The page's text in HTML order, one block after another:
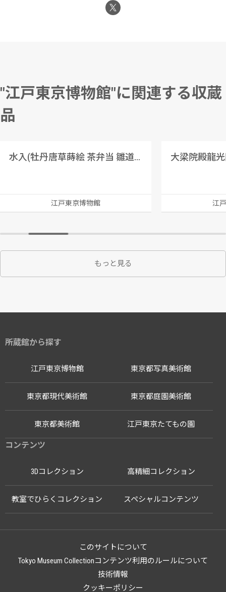
"江戸東京博物館"に関連する収蔵
品
水入(牡丹唐草蒔絵 茶弁当 雛道具)
江戸東京博物館
大梁院殿龍
江
もっと見る
所蔵館から探す
江戸東京博物館
江戸東京たてもの園
東京都写真美術館
東京都現代美術館 東京都庭園美術館
東京都美術館
コンテンツ
3Dコレクション 高精細コレクション
教室でひらくコレクション スペシャルコンテンツ
このサイトについて
Tokyo Museum Collectionコンテンツ利用のルールについて
技術情報
クッキーポリシー